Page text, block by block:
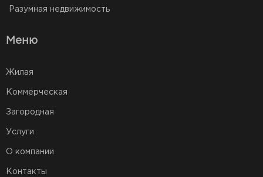
Разумная недвижимость
Меню
Жилая
Коммерческая
Загородная
Услуги
О компании
Контакты